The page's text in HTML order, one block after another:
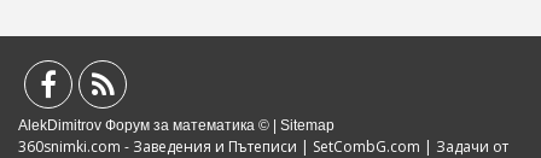
AlekDimitrov Форум за математика © | Sitemap
360snimki.com - Заведения и Пътеписи | SetCombG.com | Задачи от